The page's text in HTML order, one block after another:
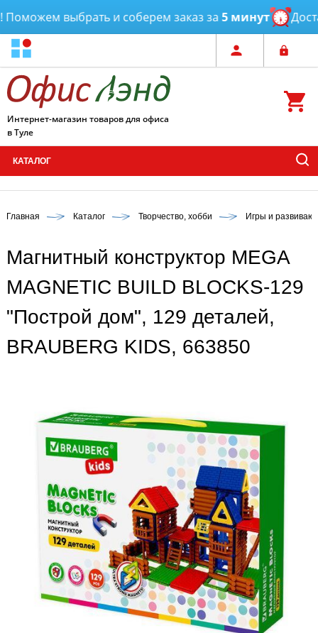
выбрать и соберем заказ за5 минут
Интернет-магазин товаров для офиса
в Туле
КАТАЛОГ
Главная Каталог Творчество, хобби Игры и
Магнитный конструктор MEGA
MAGNETIC BUILD BLOCKS-129
"Построй дом", 129 деталей,
BRAUBERG KIDS, 663850